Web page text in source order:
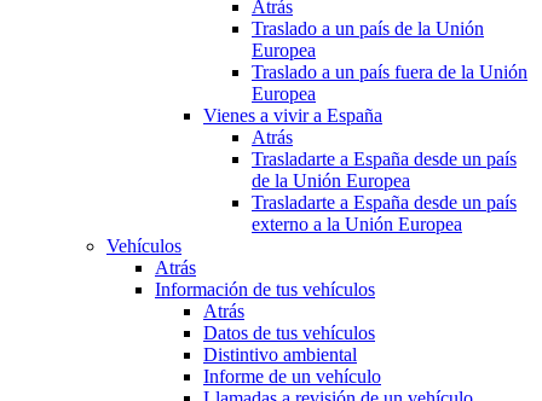
Atrás
Traslado a un país de la Unión
Europea
Traslado a un país fuera de la Unión
Europea
Vienes a vivir a España
Atrás
Trasladarte a España desde un país
de la Unión Europea
Trasladarte a España desde un país
externo a la Unión Europea
Vehículos
Atrás
Información de tus vehículos
Atrás
Datos de tus vehículos
Distintivo ambiental
Informe de un vehículo